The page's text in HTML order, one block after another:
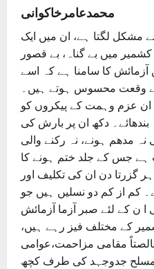
محمدعامرخاکوانی
لگتا ہے، ان میں ایک
میں بے گناہ، بے قصور
آزمائش کا سامنا ہے کہ اسے
بے وقعت محسوس ہوتے ہیں۔
عزم وہمت کے پیکروں کو
دکھ ان پر بارش کی
مدھم ہونے، نہ رکنے والی
ہے جس کے جلد ختم ہونے کا
گزرتا دن ان کی تکلیف اور
کم از کم دو نسلیں ہیں جو
ا ن کے لئے صبر آزما آزمائش
کے مختلف فیز رہے ہیں،
مقامی مزاحمت،عوامی
مسلح جدوجہد کی طرف کچھ